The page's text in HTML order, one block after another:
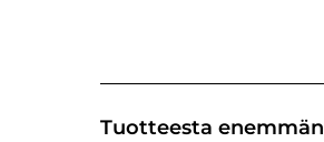
Tuotteesta enemmän